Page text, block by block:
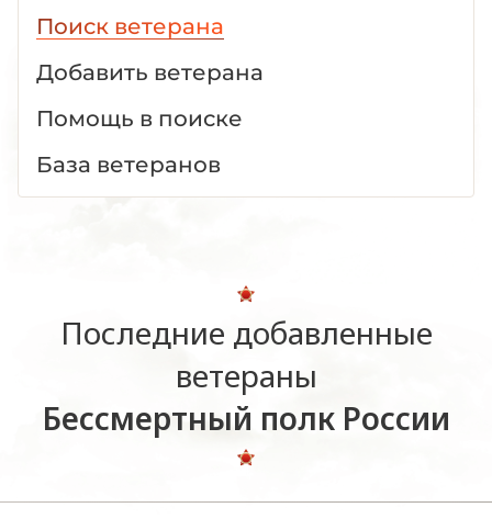
Поиск ветерана
Добавить ветерана
Помощь в поиске
База ветеранов
Последние добавленные
ветераны
Бессмертный полк России